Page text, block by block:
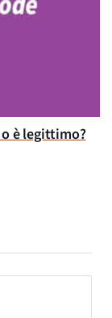
è legittimo?